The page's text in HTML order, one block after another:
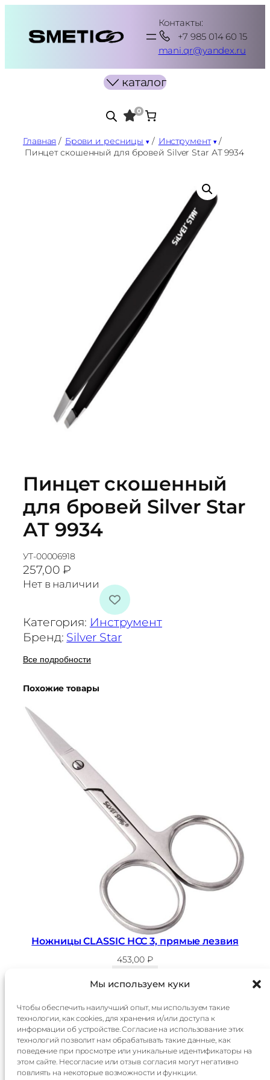
Мы используем куки
Чтобы обеспечить наилучший опыт, мы используем такие
технологии, как cookies, для хранения и/или доступа к
информации об устройстве. Согласие на использование этих
технологий позволит нам обрабатывать такие данные, как
поведение при просмотре или уникальные идентификаторы на
этом сайте. Несогласие или отзыв согласия могут негативно
повлиять на некоторые возможности и функции.
содержимому
Контакты:
+7 985 014 60 15
mani.qr@yandex.ru
каталог
0
Главная / Брови и ресницы / Инструмент /
Пинцет скошенный для бровей Silver Star АТ 9934
Пинцет скошенный
для бровей Silver Star
АТ 9934
УТ-00006918
257,00₽
Нет в наличии
Категория: Инструмент
Бренд: Silver Star
Все подробности
Похожие товары
Ножницы CLASSIC HCC 3, прямые лезвия
453,00 ₽
Главная
Каталог
О
компании
Доставка
Оплата
Контакты
Контакты: